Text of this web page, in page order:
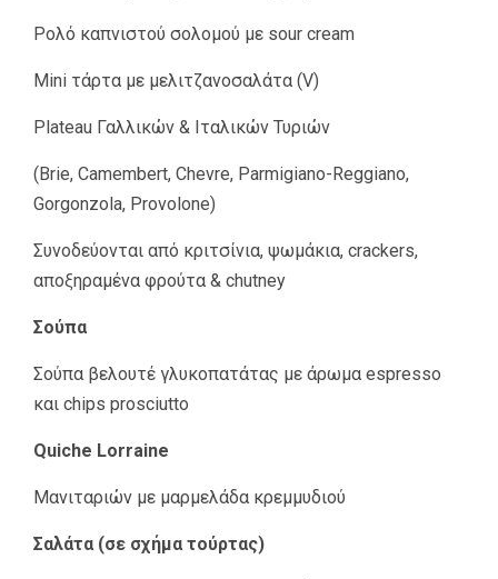
Ρολό καπνιστού σολομού με sour cream
Mini τάρτα με μελιτζανοσαλάτα (V)
Plateau Γαλλικών & Ιταλικών Τυριών
(Brie, Camembert, Chevre, Parmigiano-Reggiano,
Gorgonzola, Provolone)
Συνοδεύονται από κριτσίνια, ψωμάκια, crackers,
αποξηραμένα φρούτα & chutney
Σούπα
Σούπα βελουτέ γλυκοπατάτας με άρωμα espresso
και chips prosciutto
Quiche Lorraine
Μανιταριών με μαρμελάδα κρεμμυδιού
Σαλάτα (σε σχήμα τούρτας)